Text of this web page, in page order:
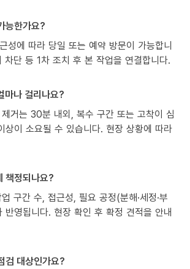
능한가요?
성에 따라 당일 또는 예약 방문이 가능합니
차단 등 1차 조치 후 본 작업을 연결합니다.
마나 걸리나요?
거는 30분 내외, 복수 구간 또는 고착이 심
상이 소요될 수 있습니다. 현장 상황에 따라
책정되나요?
구간 수, 접근성, 필요 공정(분해·세정·부
반영됩니다. 현장 확인 후 확정 견적을 안내
검 대상인가요?